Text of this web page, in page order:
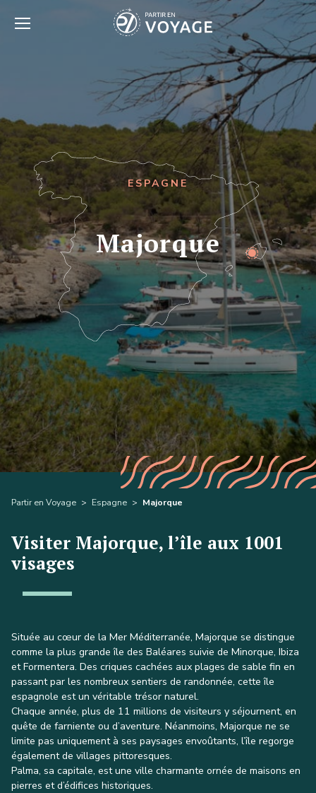
ESPAGNE
Majorque
Partir en Voyage > Espagne > Majorque
Visiter Majorque, l’île aux 1001
visages
Située au cœur de la Mer Méditerranée, Majorque se distingue
comme la plus grande île des Baléares suivie de Minorque, Ibiza
et Formentera. Des criques cachées aux plages de sable fin en
passant par les nombreux sentiers de randonnée, cette île
espagnole est un véritable trésor naturel.
Chaque année, plus de 11 millions de visiteurs y séjournent, en
quête de farniente ou d’aventure. Néanmoins, Majorque ne se
limite pas uniquement à ses paysages envoûtants, l’île regorge
également de villages pittoresques.
Palma, sa capitale, est une ville charmante ornée de maisons en
pierres et d’édifices historiques.